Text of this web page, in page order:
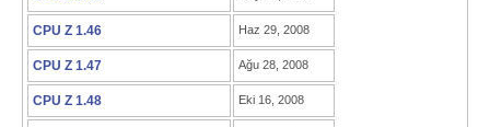
CPU Z 1.46 Haz 29, 2008
CPU Z 1.47 Ağu 28, 2008
CPU Z 1.48 Eki 16, 2008